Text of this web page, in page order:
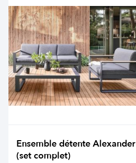
Ensemble détente Alexander
(set complet)